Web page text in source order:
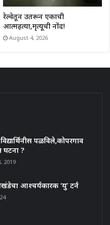
रेल्वेतून उतरून एकाची
आत्महत्या,मृत्यूची नोंद!
August 4, 2026
पळविले,कोपरगाव
घटना ?
2019
आश्चर्यकारक ‘यु’ टर्न